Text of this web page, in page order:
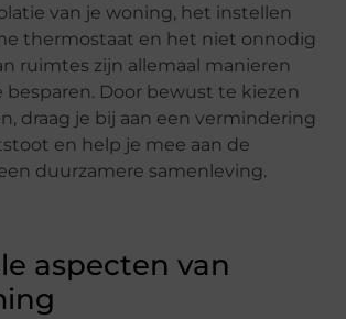
van je woning, het instellen
thermostaat en het niet onnodig
ruimtes zijn allemaal manieren
Door bewust te kiezen
draag je bij aan een vermindering
en help je mee aan de
duurzamere samenleving.
aspecten van